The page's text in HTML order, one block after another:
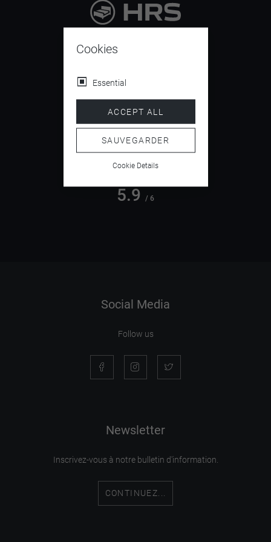
4.5
5.9 / 6
Social Media
Follow us
Newsletter
Inscrivez-vous à notre bulletin d'information.
CONTINUEZ...
Cookies
Essential
ACCEPT ALL
SAUVEGARDER
Cookie Details